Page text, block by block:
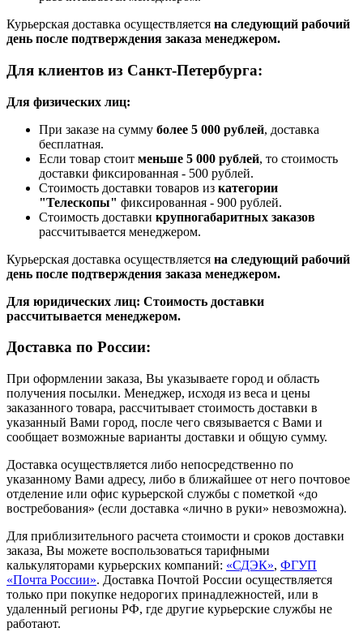
Курьерская доставка осуществляется на следующий рабочий
день после подтверждения заказа менеджером.
Для клиентов из Санкт-Петербурга:
Для физических лиц:
При заказе на сумму более 5 000 рублей, доставка
бесплатная.
Если товар стоит меньше 5 000 рублей, то стоимость
доставки фиксированная - 500 рублей.
Стоимость доставки товаров из категории
"Телескопы" фиксированная - 900 рублей.
Стоимость доставки крупногабаритных заказов
рассчитывается менеджером.
Курьерская доставка осуществляется на следующий рабочий
день после подтверждения заказа менеджером.
Для юридических лиц: Стоимость доставки
рассчитывается менеджером.
Доставка по России:
При оформлении заказа, Вы указываете город и область
получения посылки. Менеджер, исходя из веса и цены
заказанного товара, рассчитывает стоимость доставки в
указанный Вами город, после чего связывается с Вами и
сообщает возможные варианты доставки и общую сумму.
Доставка осуществляется либо непосредственно по
указанному Вами адресу, либо в ближайшее от него почтовое
отделение или офис курьерской службы с пометкой «до
востребования» (если доставка «лично в руки» невозможна).
Для приблизительного расчета стоимости и сроков доставки
заказа, Вы можете воспользоваться тарифными
калькуляторами курьерских компаний: «СДЭК», ФГУП
«Почта России». Доставка Почтой России осуществляется
только при покупке недорогих принадлежностей, или в
удаленный регионы РФ, где другие курьерские службы не
работают.